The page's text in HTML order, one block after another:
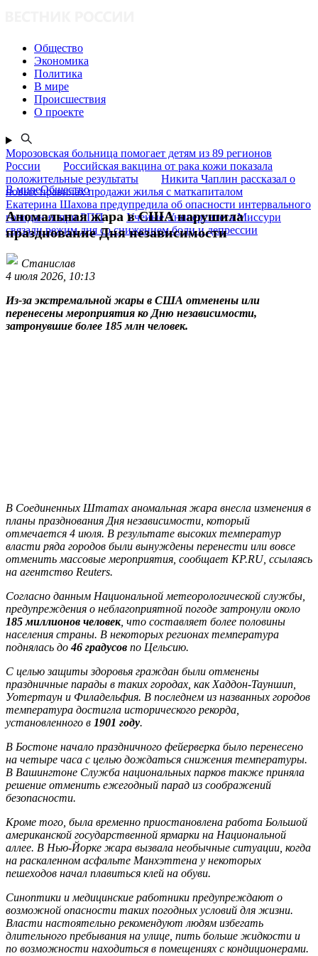
Общество
Экономика
Политика
В мире
Происшествия
О проекте
Морозовская больница помогает детям из 89 регионов
России
Российская вакцина от рака кожи показала
положительные результаты
Никита Чаплин рассказал о
новых правилах продажи жилья с маткапиталом
Екатерина Шахова предупредила об опасности интервального
голодания при РПП
Ученые Университета Миссури
связали режим дня со снижением боли и депрессии
В миреОбщество
Аномальная жара в США нарушила
празднование Дня независимости
Станислав
4 июля 2026, 10:13
Из-за экстремальной жары в США отменены или
перенесены мероприятия ко Дню независимости,
затронувшие более 185 млн человек.
В Соединенных Штатах аномальная жара внесла изменения в
планы празднования Дня независимости, который
отмечается 4 июля. В результате высоких температур
власти ряда городов были вынуждены перенести или вовсе
отменить массовые мероприятия, сообщает KP.RU, ссылаясь
на агентство Reuters.
Согласно данным Национальной метеорологической службы,
предупреждения о неблагоприятной погоде затронули около
185 миллионов человек, что составляет более половины
населения страны. В некоторых регионах температура
поднялась до46 градусов по Цельсию.
С целью защиты здоровья граждан были отменены
праздничные парады в таких городах, как Хаддон-Тауншип,
Уотертаун и Филадельфия. В последнем из названных городов
температура достигла исторического рекорда,
установленного в 1901 году.
В Бостоне начало праздничного фейерверка было перенесено
на четыре часа с целью дождаться снижения температуры.
В Вашингтоне Служба национальных парков также приняла
решение отменить ежегодный парад из соображений
безопасности.
Кроме того, была временно приостановлена работа Большой
американской государственной ярмарки на Национальной
аллее. В Нью-Йорке жара вызвала необычные ситуации, когда
на раскаленном асфальте Манхэттена у некоторых
пешеходов начал плавиться клей на обуви.
Синоптики и медицинские работники предупреждают о
возможной опасности таких погодных условий для жизни.
Власти настоятельно рекомендуют людям избегать
длительного пребывания на улице, пить больше жидкости и
по возможности находиться в помещениях с кондиционерами.